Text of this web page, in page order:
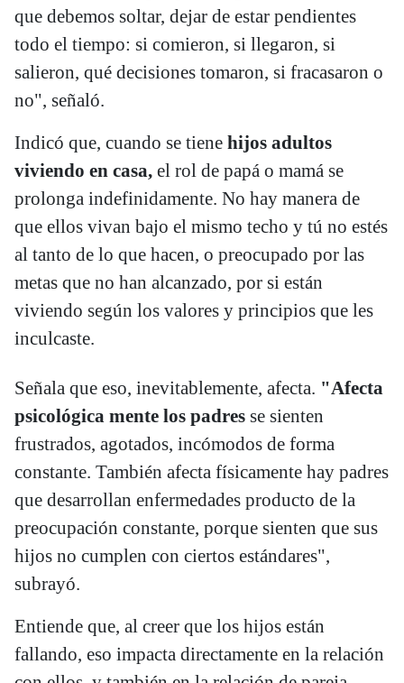
que debemos soltar, dejar de estar pendientes
todo el tiempo: si comieron, si llegaron, si
salieron, qué decisiones tomaron, si fracasaron o
no", señaló.
Indicó que, cuando se tiene hijos adultos
viviendo en casa, el rol de papá o mamá se
prolonga indefinidamente. No hay manera de
que ellos vivan bajo el mismo techo y tú no estés
al tanto de lo que hacen, o preocupado por las
metas que no han alcanzado, por si están
viviendo según los valores y principios que les
inculcaste.
Señala que eso, inevitablemente, afecta. "Afecta
psicológica mente los padres se sienten
frustrados, agotados, incómodos de forma
constante. También afecta físicamente hay padres
que desarrollan enfermedades producto de la
preocupación constante, porque sienten que sus
hijos no cumplen con ciertos estándares",
subrayó.
Entiende que, al creer que los hijos están
fallando, eso impacta directamente en la relación